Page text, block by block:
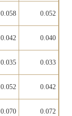
0.058 0.052
0.042 0.040
0.035 0.033
0.052 0.042
0.070 0.072